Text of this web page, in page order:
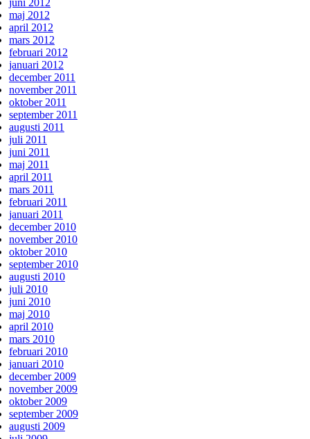
juni 2012
maj 2012
april 2012
mars 2012
februari 2012
januari 2012
december 2011
november 2011
oktober 2011
september 2011
augusti 2011
juli 2011
juni 2011
maj 2011
april 2011
mars 2011
februari 2011
januari 2011
december 2010
november 2010
oktober 2010
september 2010
augusti 2010
juli 2010
juni 2010
maj 2010
april 2010
mars 2010
februari 2010
januari 2010
december 2009
november 2009
oktober 2009
september 2009
augusti 2009